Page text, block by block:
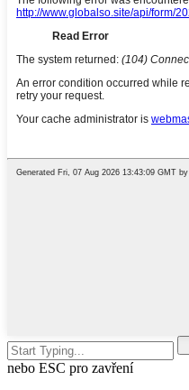
nebo ESC pro zavření